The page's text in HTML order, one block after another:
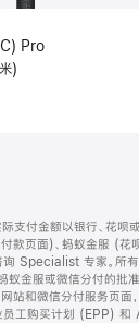
Pro
)
支付金额以银行、花
款页面)、蚂蚁金服 (
Specialist 专家。所有
蚁金服或微信分付的
和微信分付服务页面
员工购买计划 (EPP)